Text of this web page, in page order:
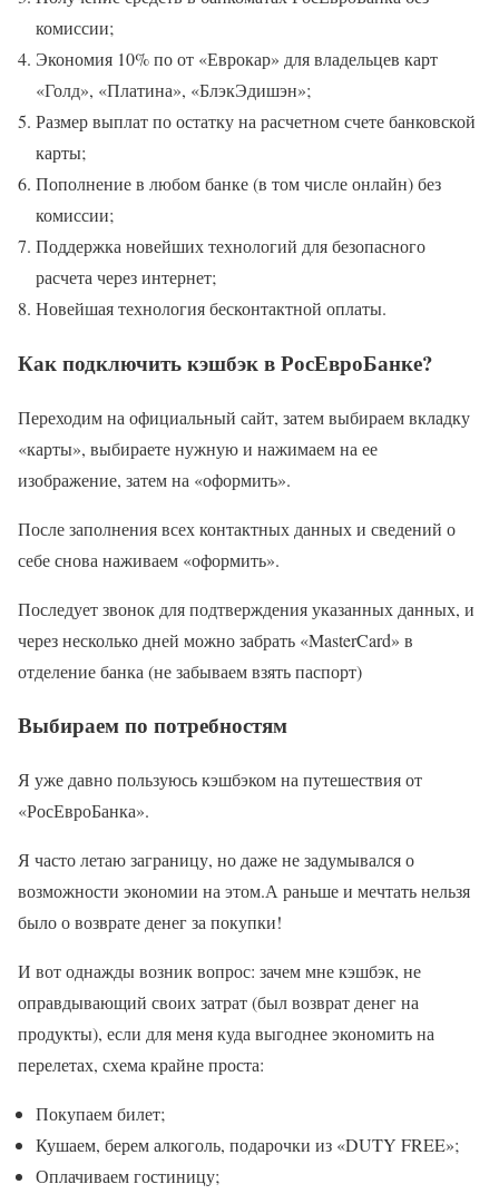
комиссии;
Экономия 10% по от «Еврокар» для владельцев карт
«Голд», «Платина», «БлэкЭдишэн»;
Размер выплат по остатку на расчетном счете банковской
карты;
Пополнение в любом банке (в том числе онлайн) без
комиссии;
Поддержка новейших технологий для безопасного
расчета через интернет;
Новейшая технология бесконтактной оплаты.
Как подключить кэшбэк в РосЕвроБанке?
Переходим на официальный сайт, затем выбираем вкладку
«карты», выбираете нужную и нажимаем на ее
изображение, затем на «оформить».
После заполнения всех контактных данных и сведений о
себе снова наживаем «оформить».
Последует звонок для подтверждения указанных данных, и
через несколько дней можно забрать «MasterCard» в
отделение банка (не забываем взять паспорт)
Выбираем по потребностям
Я уже давно пользуюсь кэшбэком на путешествия от
«РосЕвроБанка».
Я часто летаю заграницу, но даже не задумывался о
возможности экономии на этом.А раньше и мечтать нельзя
было о возврате денег за покупки!
И вот однажды возник вопрос: зачем мне кэшбэк, не
оправдывающий своих затрат (был возврат денег на
продукты), если для меня куда выгоднее экономить на
перелетах, схема крайне проста:
Покупаем билет;
Кушаем, берем алкоголь, подарочки из «DUTY FREE»;
Оплачиваем гостиницу;